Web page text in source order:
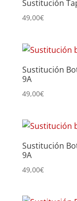
Sustitución
49,00€
Sustitución
9A
49,00€
Sustitución
9A
49,00€